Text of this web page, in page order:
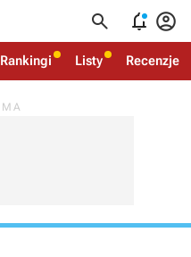
  
Rankingi Listy Recenzje